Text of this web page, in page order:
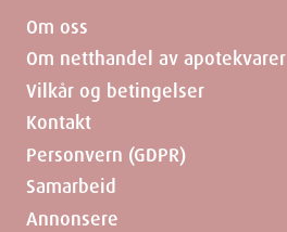
Depth
Om oss
Om netthandel av apotekvarer
Vilkår og betingelser
Kontakt
Personvern (GDPR)
Samarbeid
Annonsere